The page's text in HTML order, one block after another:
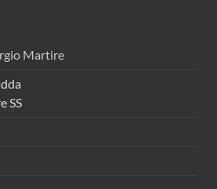
Martire
SS